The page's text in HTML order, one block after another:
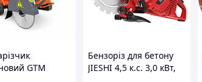
мм
л
GTM
Бензоріз для бетону
JIESHI 4,5 к.с. 3,0 кВт,